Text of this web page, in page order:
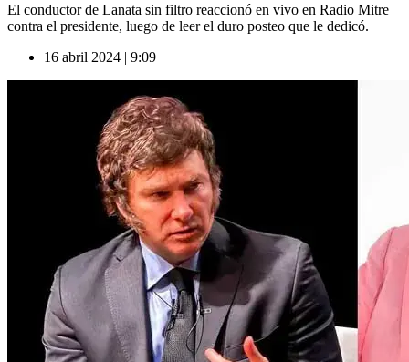
El conductor de Lanata sin filtro reaccionó en vivo en Radio Mitre
contra el presidente, luego de leer el duro posteo que le dedicó.
16 abril 2024 | 9:09